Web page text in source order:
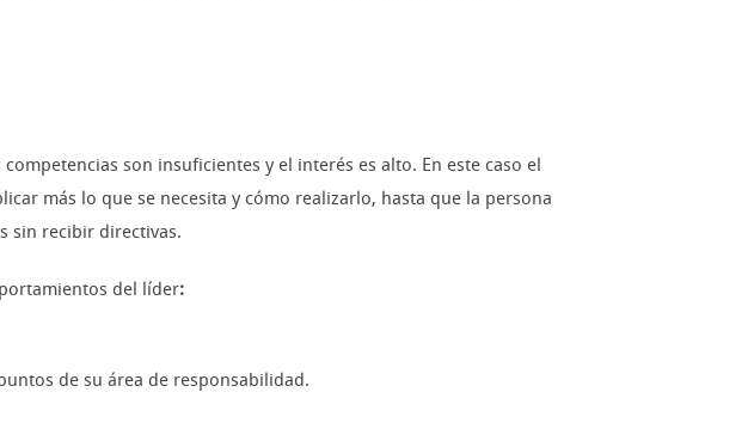
son insuficientes y el interés es alto. En este caso el
más lo que se necesita y cómo realizarlo, hasta que la persona
sin recibir directivas.
del líder:
de su área de responsabilidad.